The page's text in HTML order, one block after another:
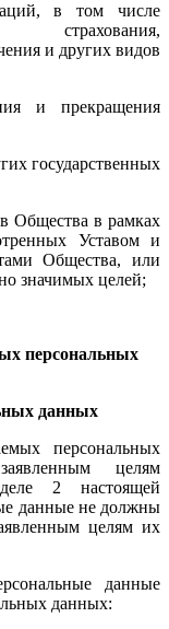
в том числе
страхования,
и других видов
и прекращения
государственных
Общества в рамках
Уставом и
Общества, или
значимых целей;
персональных
данных
персональных
целям
2 настоящей
данные не должны
целям их
данные
данных: